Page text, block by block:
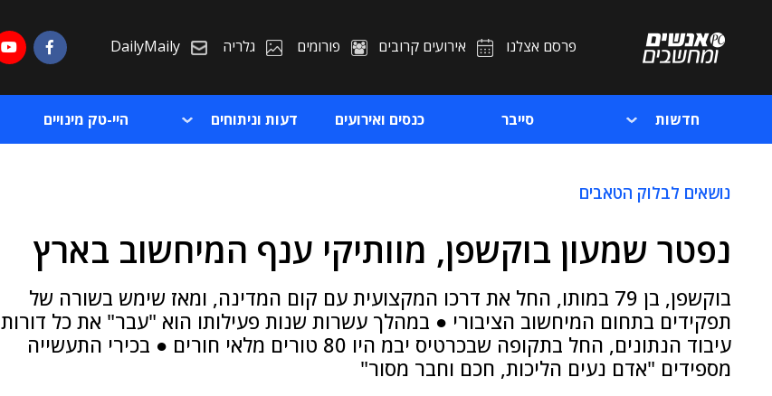
פרסם אצלנו אירועים קרובים פורומים גלריה DailyMaily
חדשות סייבר כנסים ואירועים דעות וניתוחים היי-טק מינויים
נושאים לבלוק הטאבים
נפטר שמעון בוקשפן, מוותיקי ענף המיחשוב בארץ
בוקשפן, בן 79 במותו, החל את דרכו המקצועית עם קום המדינה, ומאז שימש בשורה של
תפקידים בתחום המיחשוב הציבורי ● במהלך עשרות שנות פעילותו הוא "עבר" את כל דורות
עיבוד הנתונים, החל בתקופה שבכרטיס יבמ היו 80 טורים מלאי חורים ● בכירי התעשייה
מספידים "אדם נעים הליכות, חכם וחבר מסור"